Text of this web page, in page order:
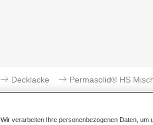
Decklacke Permasolid® HS
Wir verarbeiten Ihre personenbezogenen Daten,